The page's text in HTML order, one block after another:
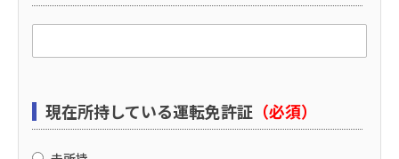
現在所持している運転免許証 （必須）